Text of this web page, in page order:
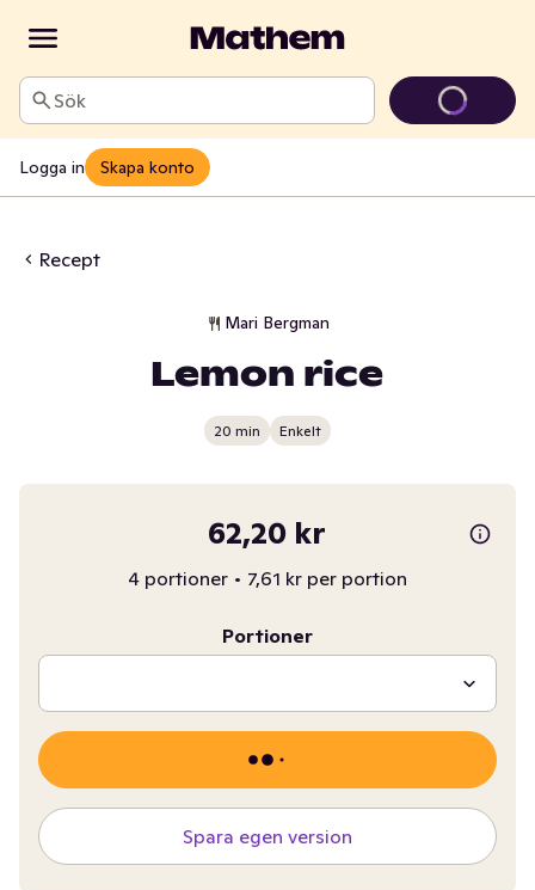
Sök
Logga in Skapa konto
Recept
Mari Bergman
Lemon rice
20 min Enkelt
62,20 kr
4 portioner • 7,61 kr per portion
Portioner
Spara egen version